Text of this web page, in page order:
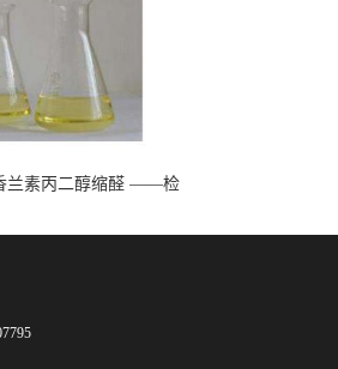
兰素丙二醇缩醛 ——检